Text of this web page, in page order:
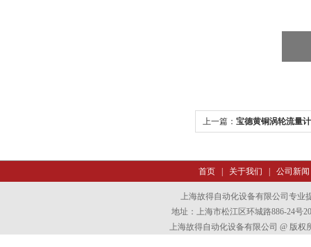
上一篇： 宝德黄铜涡轮流量计
首页| 关于我们 公司新闻
上海故得自动化设备有限公司专业
地址：上海市松江区环城路886-24号
上海故得自动化设备有限公司 @ 版权